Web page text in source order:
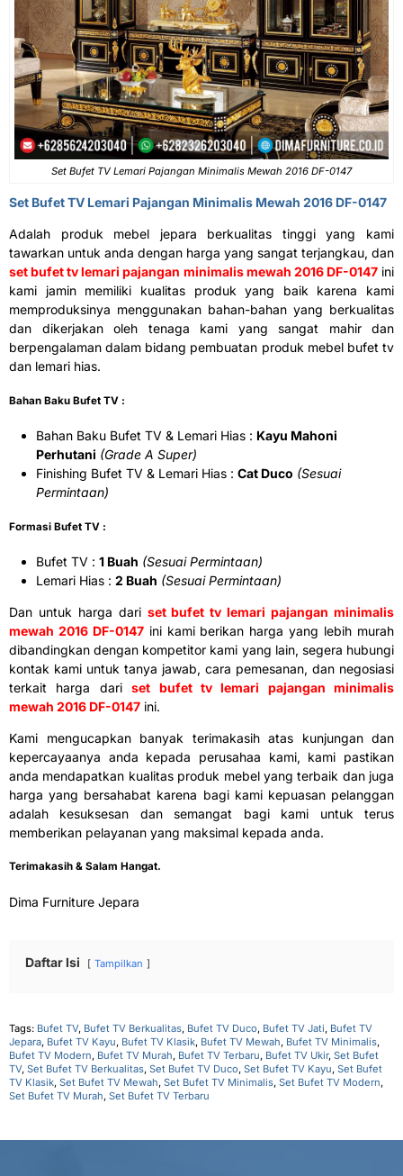
Set Bufet TV Lemari Pajangan Minimalis Mewah 2016 DF-0147
Set Bufet TV Lemari Pajangan Minimalis Mewah 2016 DF-0147
Adalah produk mebel jepara berkualitas tinggi yang kami
tawarkan untuk anda dengan harga yang sangat terjangkau, dan
set bufet tv lemari pajangan minimalis mewah 2016 DF-0147ini
kami jamin memiliki kualitas produk yang baik karena kami
memproduksinya menggunakan bahan-bahan yang berkualitas
dan dikerjakan oleh tenaga kami yang sangat mahir dan
berpengalaman dalam bidang pembuatan produk mebel bufet tv
dan lemari hias.
Bahan Baku Bufet TV :
Bahan Baku Bufet TV & Lemari Hias : Kayu Mahoni
Perhutani (Grade A Super)
Finishing Bufet TV & Lemari Hias : Cat Duco (Sesuai
Permintaan)
Formasi Bufet TV :
Bufet TV : 1 Buah (Sesuai Permintaan)
Lemari Hias : 2 Buah (Sesuai Permintaan)
Dan untuk harga dari set bufet tv lemari pajangan minimalis
mewah 2016 DF-0147ini kami berikan harga yang lebih murah
dibandingkan dengan kompetitor kami yang lain, segera hubungi
kontak kami untuk tanya jawab, cara pemesanan, dan negosiasi
terkait harga dariset bufet tv lemari pajangan minimalis
mewah 2016 DF-0147 ini.
Kami mengucapkan banyak terimakasih atas kunjungan dan
kepercayaanya anda kepada perusahaa kami, kami pastikan
anda mendapatkan kualitas produk mebel yang terbaik dan juga
harga yang bersahabat karena bagi kami kepuasan pelanggan
adalah kesuksesan dan semangat bagi kami untuk terus
memberikan pelayanan yang maksimal kepada anda.
Terimakasih & Salam Hangat.
Dima Furniture Jepara
Daftar Isi Tampilkan
Tags: Bufet TV, Bufet TV Berkualitas, Bufet TV Duco, Bufet TV Jati, Bufet TV
Jepara, Bufet TV Kayu, Bufet TV Klasik, Bufet TV Mewah, Bufet TV Minimalis,
Bufet TV Modern, Bufet TV Murah, Bufet TV Terbaru, Bufet TV Ukir, Set Bufet
TV, Set Bufet TV Berkualitas, Set Bufet TV Duco, Set Bufet TV Kayu, Set Bufet
TV Klasik, Set Bufet TV Mewah, Set Bufet TV Minimalis, Set Bufet TV Modern,
Set Bufet TV Murah, Set Bufet TV Terbaru